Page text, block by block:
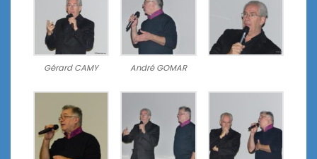
Gérard CAMY André GOMAR